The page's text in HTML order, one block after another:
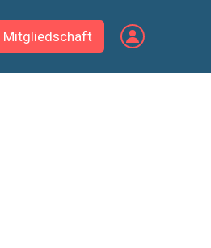
Mitgliedschaft